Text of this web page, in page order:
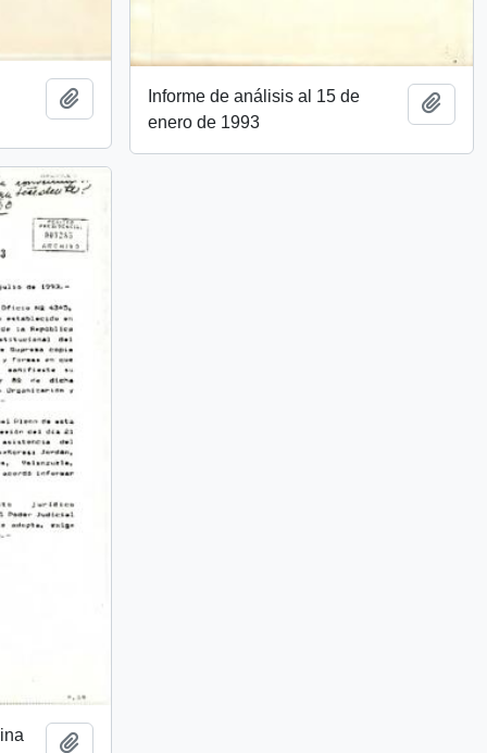
Añadir al portapapeles
Informe de análisis al 15 de
enero de 1993
Añadir al portapapeles